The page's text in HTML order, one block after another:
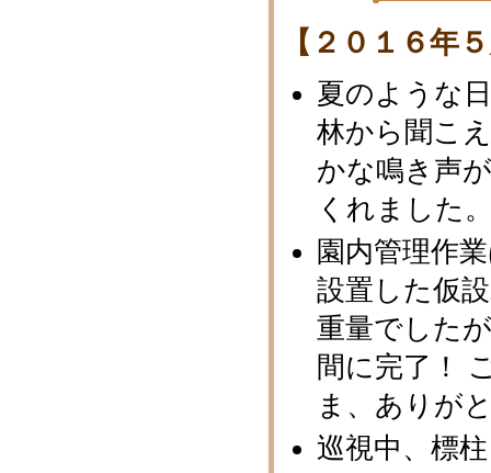
【２０１６年
夏のような
林から聞こ
かな鳴き声
くれました
園内管理作
設置した仮
重量でした
間に完了！
ま、ありが
巡視中、標